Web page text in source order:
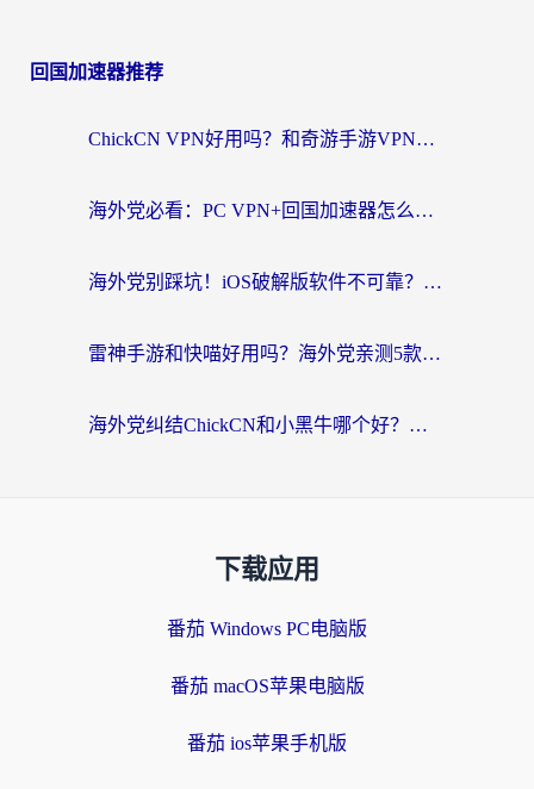
回国加速器推荐
ChickCN VPN好用吗？和奇游手游VPN对比哪个回国效果更好？海外党亲测实用指南
海外党必看：PC VPN+回国加速器怎么选？无缝访问国内资源全攻略
海外党别踩坑！iOS破解版软件不可靠？教你选对回国加速器无缝看国内资源
雷神手游和快喵好用吗？海外党亲测5款回国加速器，附斧牛Bling对比+微信视频号解决办法
海外党纠结ChickCN和小黑牛哪个好？一篇帮你选对回国加速器的实用指南
下载应用
番茄 Windows PC电脑版
番茄 macOS苹果电脑版
番茄 ios苹果手机版